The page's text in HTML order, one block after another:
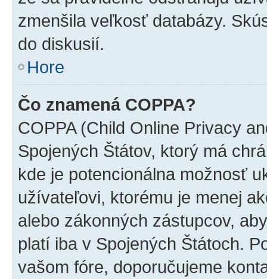
zmenšila veľkosť databázy.
do diskusií.
Hore
Čo znamená COPPA?
COPPA (Child Online Privacy
Spojených Štátov, ktorý má
kde je potencionálna možnosť
užívateľovi, ktorému je menej
alebo zákonných zástupcov,
platí iba v Spojených Štátoch.
vašom fóre, doporučujeme